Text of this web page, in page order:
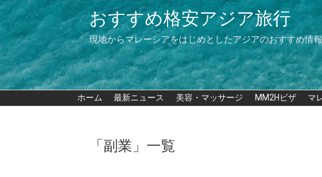
おすすめ格安アジア旅行
現地からマレーシアをはじめとしたアジアのおすすめ情
ホーム 最新ニュース 美容・マッサージ MM2Hビザ マ
「 副業 」 一覧